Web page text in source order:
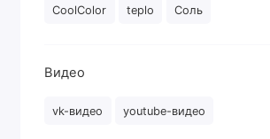
CoolColor teplo Соль
Видео
vk-видео youtube-видео